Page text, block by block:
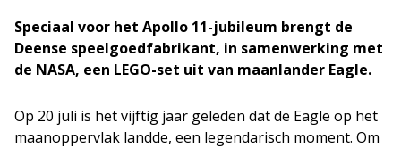
Speciaal voor het Apollo 11-jubileum brengt de
Deense speelgoedfabrikant, in samenwerking met
de NASA, een LEGO-set uit van maanlander Eagle.
Op 20 juli is het vijftig jaar geleden dat de Eagle op het
maanoppervlak landde, een legendarisch moment. Om